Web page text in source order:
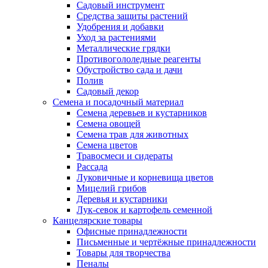
Садовый инструмент
Средства защиты растений
Удобрения и добавки
Уход за растениями
Металлические грядки
Противогололедные реагенты
Обустройство сада и дачи
Полив
Садовый декор
Семена и посадочный материал
Семена деревьев и кустарников
Семена овощей
Семена трав для животных
Семена цветов
Травосмеси и сидераты
Рассада
Луковичные и корневища цветов
Мицелий грибов
Деревья и кустарники
Лук-севок и картофель семенной
Канцелярские товары
Офисные принадлежности
Письменные и чертёжные принадлежности
Товары для творчества
Пеналы